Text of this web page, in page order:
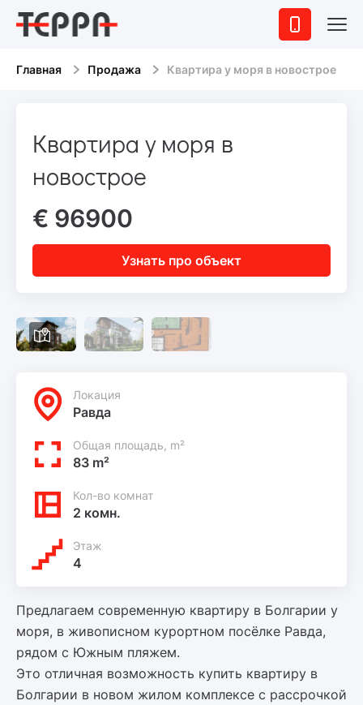
Главная Продажа Квартира у моря в новострое
Квартира у моря в
новострое
€ 96900
Узнать про объект
Локация
Равда
Общая площадь, m²
83 m²
Кол-во комнат
2 комн.
Этаж
4
Предлагаем современную квартиру в Болгарии у
моря, в живописном курортном посёлке Равда,
рядом с Южным пляжем.
Это отличная возможность купить квартиру в
Болгарии в новом жилом комплексе с рассрочкой